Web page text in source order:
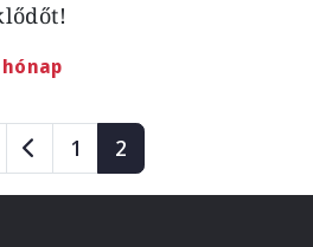
Page
1 Page
2